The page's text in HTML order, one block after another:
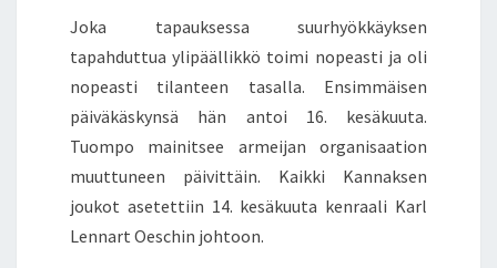
Joka tapauksessa suurhyökkäyksen
tapahduttua ylipäällikkö toimi nopeasti ja oli
nopeasti tilanteen tasalla. Ensimmäisen
päiväkäskynsä hän antoi 16. kesäkuuta.
Tuompo mainitsee armeijan organisaation
muuttuneen päivittäin. Kaikki Kannaksen
joukot asetettiin 14. kesäkuuta kenraali Karl
Lennart Oeschin johtoon.